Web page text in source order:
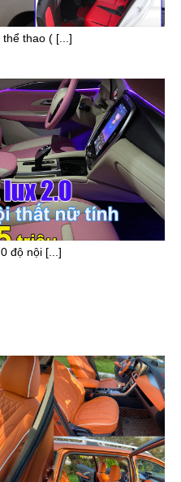
thể thao ( [...]
độ nội [...]